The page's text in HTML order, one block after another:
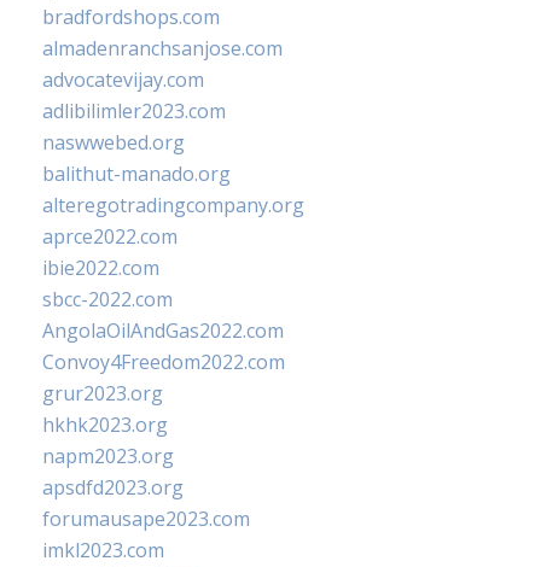
bradfordshops.com
almadenranchsanjose.com
advocatevijay.com
adlibilimler2023.com
naswwebed.org
balithut-manado.org
alteregotradingcompany.org
aprce2022.com
ibie2022.com
sbcc-2022.com
AngolaOilAndGas2022.com
Convoy4Freedom2022.com
grur2023.org
hkhk2023.org
napm2023.org
apsdfd2023.org
forumausape2023.com
imkl2023.com